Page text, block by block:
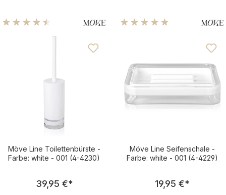
Durchschnittliche Bewertung von 4.5 von 5 Sternen
Möve Line Toilettenbürste -
Farbe: white - 001 (4-4230)
Regulärer Preis:
39,95 €*
Möve Line Seifenschale -
Farbe: white - 001 (4-4229)
Regulärer
19,95 €*